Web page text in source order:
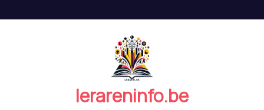
de
lerareninfo.be